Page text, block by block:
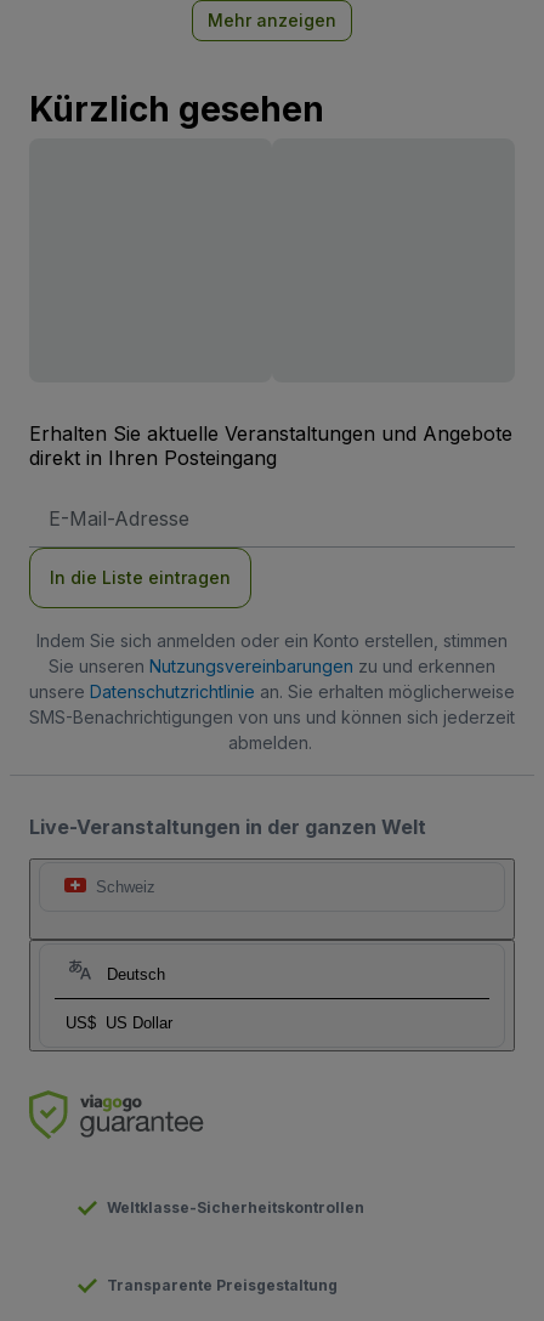
Mehr anzeigen
Kürzlich gesehen
Erhalten Sie aktuelle Veranstaltungen und Angebote
direkt in Ihren Posteingang
Mail-
In die Liste eintragen
Indem Sie sich anmelden oder ein Konto erstellen, stimmen
Sie unseren Nutzungsvereinbarungen zu und erkennen
unsere Datenschutzrichtlinie an. Sie erhalten möglicherweise
SMS-Benachrichtigungen von uns und können sich jederzeit
abmelden.
Live-Veranstaltungen in der ganzen Welt
Schweiz
Deutsch
US$ US Dollar
Weltklasse-Sicherheitskontrollen
Transparente Preisgestaltung